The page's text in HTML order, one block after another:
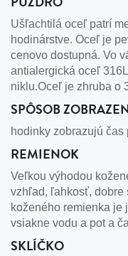
Ušľachtilá oceľ patrí
hodinárstve. Oceľ je
cenovo dostupná. Vo
antialergická oceľ
niklu.Oceľ je zhruba o
SPÔSOB
hodinky zobrazujú
REMIENOK
Veľkou výhodou
vzhľad, ľahkosť, dobre
koženého remienka je
vsiakne vodu a pot a
SKLÍČKO